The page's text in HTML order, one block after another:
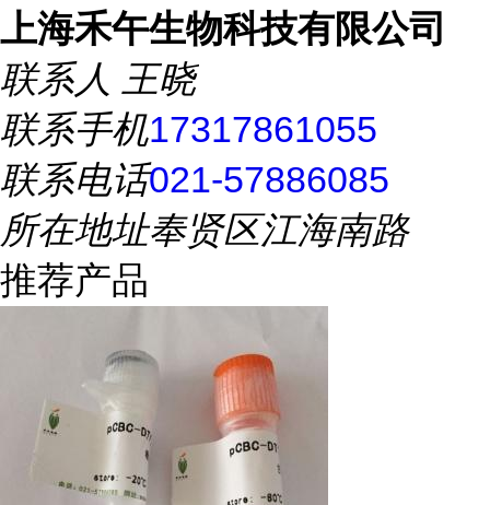
上海禾午生物科技有限公司
联系人 王晓
联系手机17317861055
联系电话021-57886085
所在地址奉贤区江海南路
推荐产品